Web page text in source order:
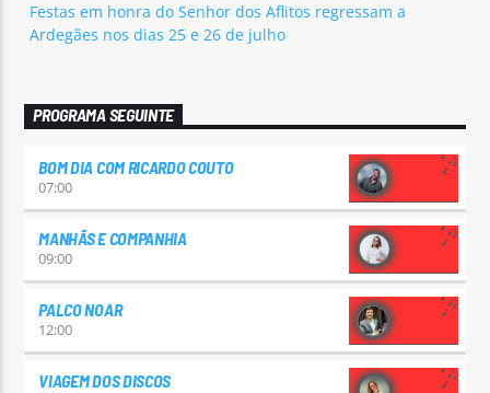
Festas em honra do Senhor dos Aflitos regressam a
Ardegães nos dias 25 e 26 de julho
PROGRAMA SEGUINTE
BOM DIA COM RICARDO COUTO
07:00
MANHÃS E COMPANHIA
09:00
PALCO NOAR
12:00
VIAGEM DOS DISCOS